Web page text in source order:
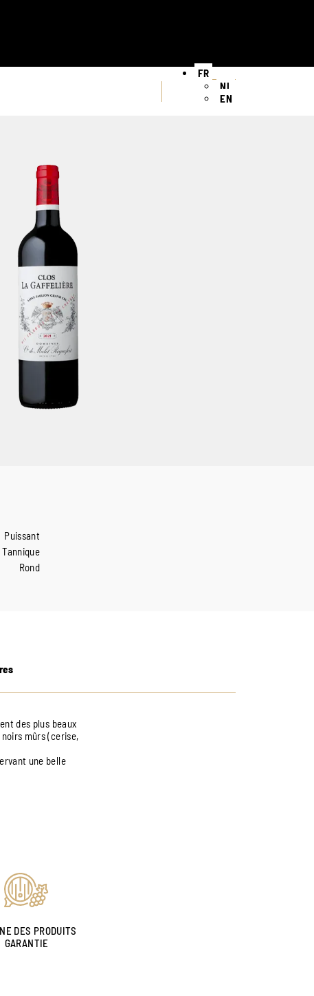
FR
NL
EN
Puissant
Tannique
Rond
des plus beaux
mûrs (cerise,
une belle
DES PRODUITS
GARANTIE